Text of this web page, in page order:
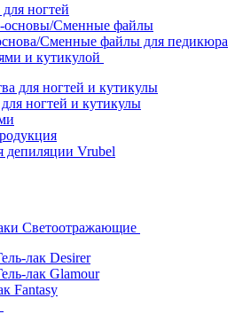
ногтей
основы/Сменные файлы
Сменные файлы для педикюра
и кутикулой
для ногтей и кутикулы
ногтей и кутикулы
депиляции Vrubel
Светоотражающие
лак Desirer
лак Glamour
Fantasy